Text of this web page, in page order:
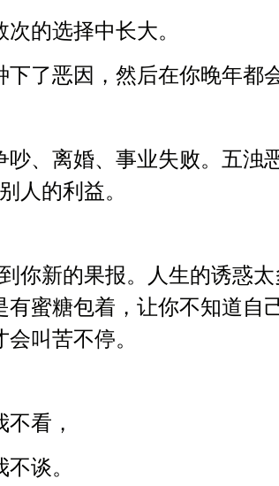
的选择中长大。
了恶因，然后在你晚年都
、离婚、事业失败。五浊
人的利益。
你新的果报。人生的诱惑
蜜糖包着，让你不知道自
叫苦不停。
看，
谈。